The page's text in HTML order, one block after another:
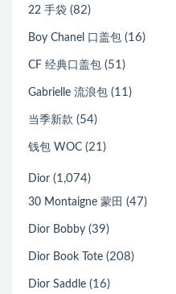
22 手袋 (82)
Boy Chanel 口盖包 (16)
CF 经典口盖包 (51)
Gabrielle 流浪包 (11)
当季新款 (54)
钱包 WOC (21)
Dior (1,074)
30 Montaigne 蒙田 (47)
Dior Bobby (39)
Dior Book Tote (208)
Dior Saddle (16)